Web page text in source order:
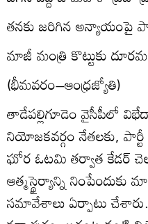
తనకు జరిగిన అన్యాయంపై
మాజీ మంత్రి కొట్టుకు
(భీమవరం–ఆంధ్రజ్యోతి)
తాడేపల్లిగూడెం వైసీపీలో
నియోజకవర్గం నేతలకు,
ఘోర ఓటమి తర్వాత కేడర్‌
ఆత్మస్థైర్యాన్ని నింపేందుకు
సమావేశాలు ఏర్పాటు